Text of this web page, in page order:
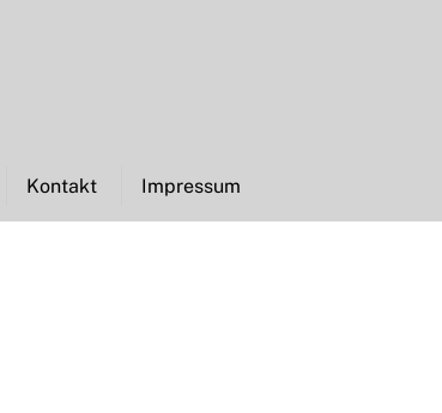
Kontakt Impressum